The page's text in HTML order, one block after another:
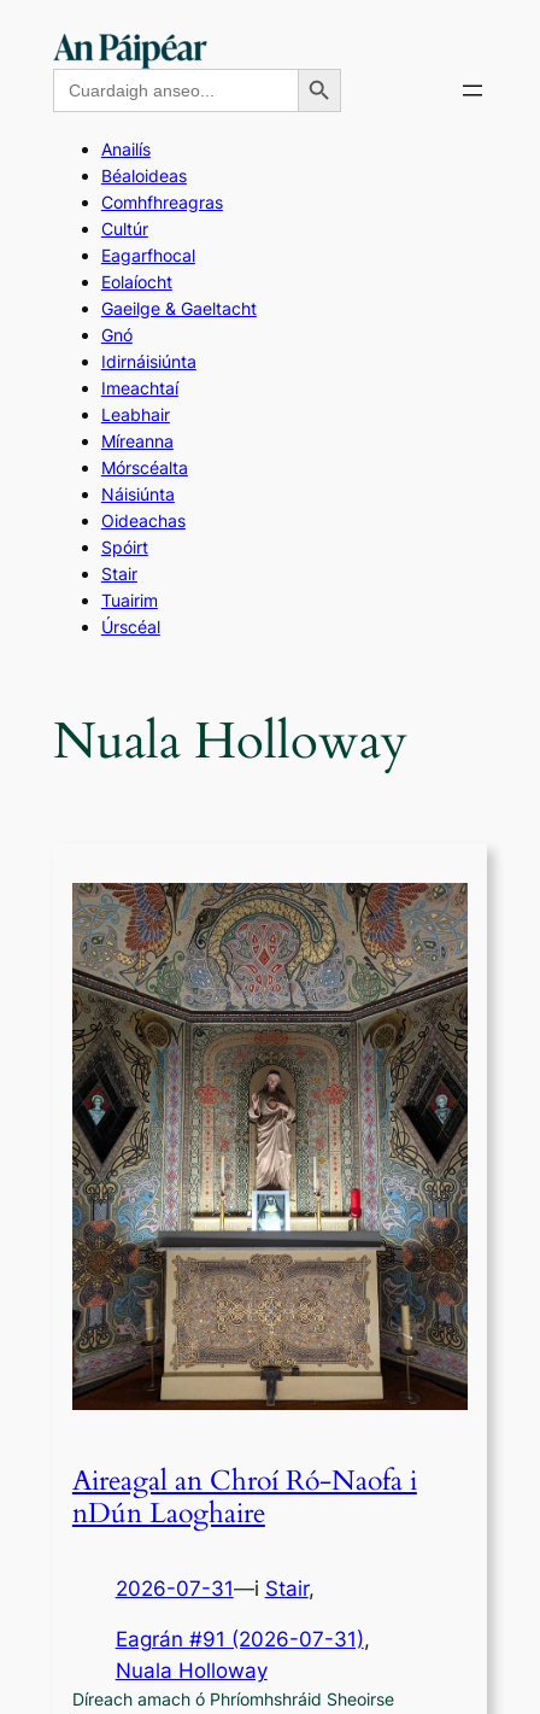
contentSearch
for:
Search Button
Anailís
Béaloideas
Comhfhreagras
Cultúr
Eagarfhocal
Eolaíocht
Gaeilge & Gaeltacht
Gnó
Idirnáisiúnta
Imeachtaí
Leabhair
Míreanna
Mórscéalta
Náisiúnta
Oideachas
Spóirt
Stair
Tuairim
Úrscéal
Nuala Holloway
Aireagal an Chroí Ró-Naofa i
nDún Laoghaire
2026-07-31—i Stair,
Eagrán #91 (2026-07-31)
Nuala Holloway
Díreach amach ó Phríomhshráid Sheoirse